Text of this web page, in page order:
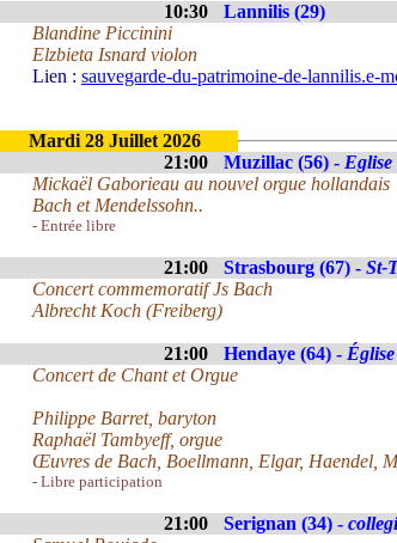
10:30
Lannilis (29)
Blandine Piccinini
Elzbieta Isnard violon
Lien : sauvegarde-du-patrimoine-de-lannilis.e-
Mardi 28 Juillet 2026
21:00
Muzillac (56) - Eglise
Mickaël Gaborieau au nouvel orgue hollandais
Bach et Mendelssohn..
- Entrée libre
21:00 Strasbourg (67) - St-
Concert commemoratif Js Bach
Albrecht Koch (Freiberg)
21:00 Hendaye (64) -
Concert de Chant et Orgue
Philippe Barret, baryton
Raphaël Tambyeff, orgue
Œuvres de Bach, Boellmann, Elgar, Haendel,
- Libre participation
21:00 Serignan (34) -